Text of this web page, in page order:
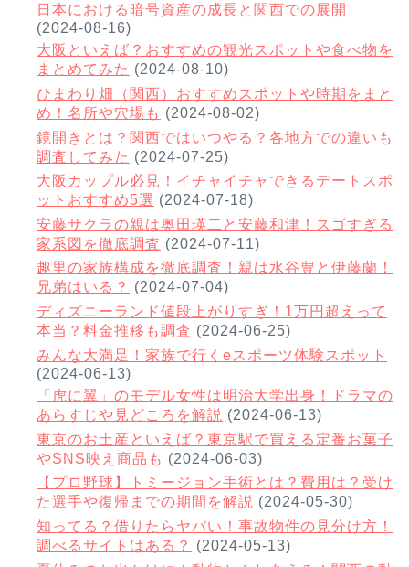
日本における暗号資産の成長と関西での展開
(2024-08-16)
大阪といえば？おすすめの観光スポットや食べ物を
まとめてみた (2024-08-10)
ひまわり畑（関西）おすすめスポットや時期をまと
め！名所や穴場も (2024-08-02)
鏡開きとは？関西ではいつやる？各地方での違いも
調査してみた (2024-07-25)
大阪カップル必見！イチャイチャできるデートスポ
ットおすすめ5選 (2024-07-18)
安藤サクラの親は奥田瑛二と安藤和津！スゴすぎる
家系図を徹底調査 (2024-07-11)
趣里の家族構成を徹底調査！親は水谷豊と伊藤蘭！
兄弟はいる？
(2024-07-04)
ディズニーランド値段上がりすぎ！1万円超えって
本当？料金推移も調査 (2024-06-25)
みんな大満足！家族で行くeスポーツ体験スポット
(2024-06-13)
「虎に翼」のモデル女性は明治大学出身！ドラマの
あらすじや見どころを解説 (2024-06-13)
東京のお土産といえば？東京駅で買える定番お菓子
やSNS映え商品も (2024-06-03)
【プロ野球】トミージョン手術とは？費用は？受け
た選手や復帰までの期間を解説 (2024-05-30)
知ってる？借りたらヤバい！事故物件の見分け方！
調べるサイトはある？
(2024-05-13)